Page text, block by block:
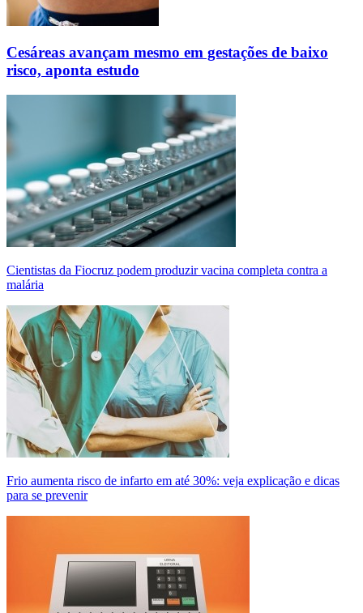
Cesáreas avançam mesmo em gestações de baixo
risco, aponta estudo
Cientistas da Fiocruz podem produzir vacina completa contra a
malária
Frio aumenta risco de infarto em até 30%: veja explicação e dicas
para se prevenir